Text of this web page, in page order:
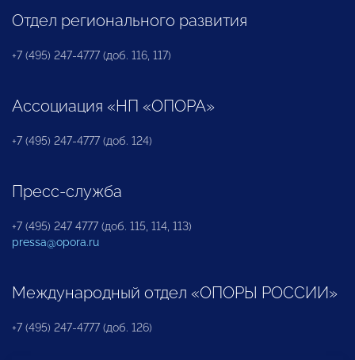
Отдел регионального развития
+7 (495) 247-4777 (доб. 116, 117)
Ассоциация «НП «ОПОРА»
+7 (495) 247-4777 (доб. 124)
Пресс-служба
+7 (495) 247 4777 (доб. 115, 114, 113)
pressa@opora.ru
Международный отдел «ОПОРЫ РОССИИ»
+7 (495) 247-4777 (доб. 126)